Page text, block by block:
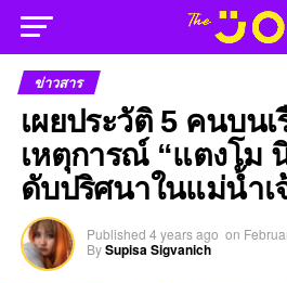
ข่าวสาร
เผยประวัติ 5 คนบน
เหตุการณ์ “แตงโม
ดับปริศนาในแม่น้ำเ
Published 4 years ago on
BySupisa Sigvanich